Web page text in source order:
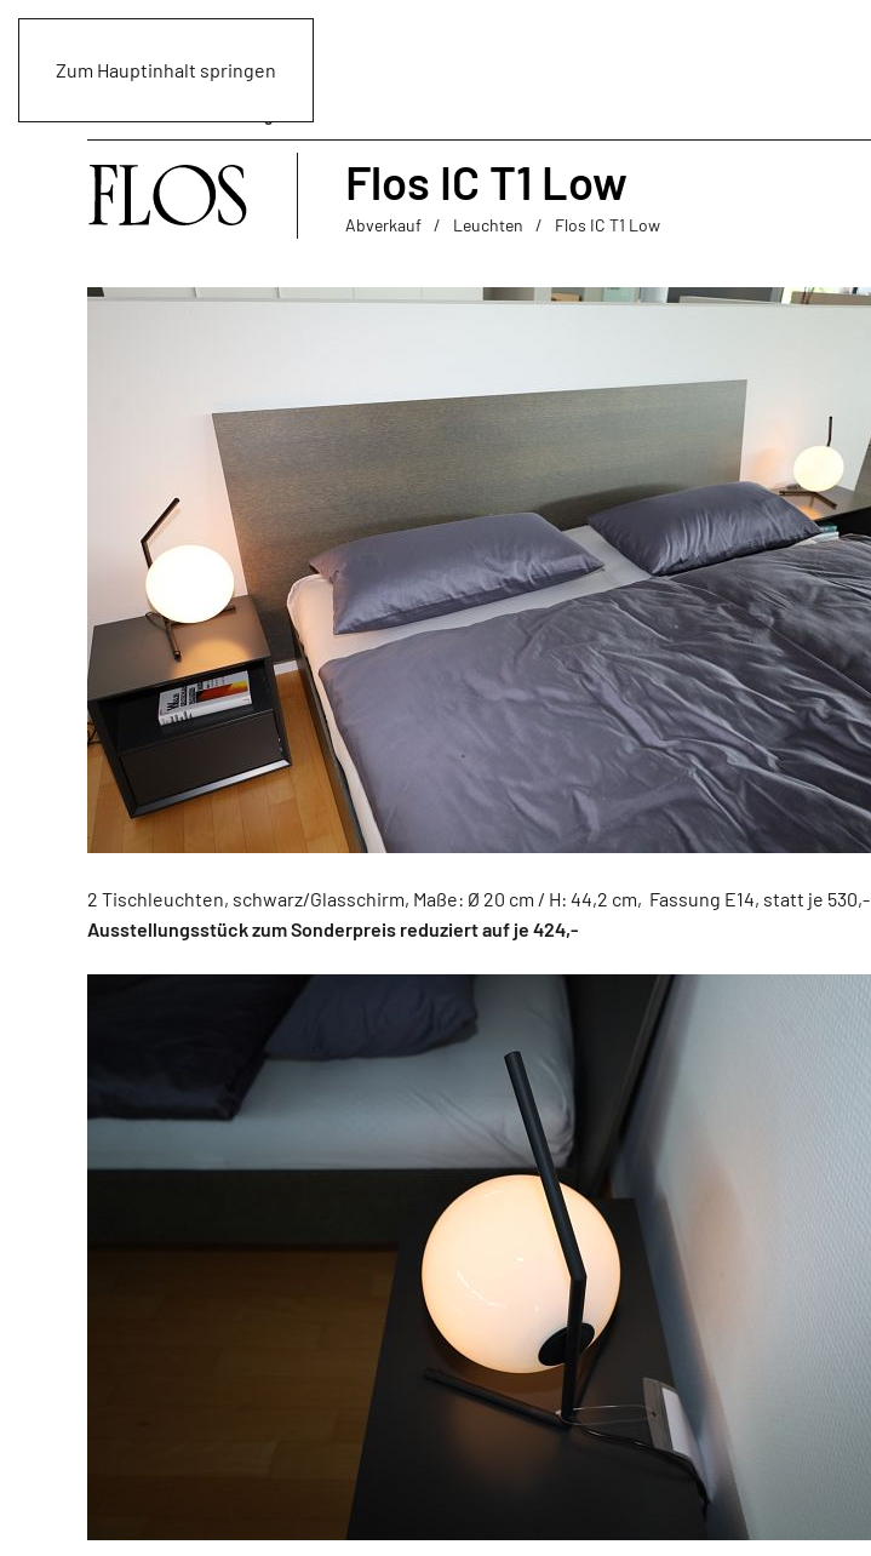
Zum Hauptinhalt springen
Flos IC T1 Low
Abverkauf Leuchten Flos IC T1 Low
2 Tischleuchten, schwarz/Glasschirm, Maße: Ø 20 cm / H: 44,2 cm, Fassung E14, statt je 530,-
Ausstellungsstück zum Sonderpreis reduziert auf je 424,-